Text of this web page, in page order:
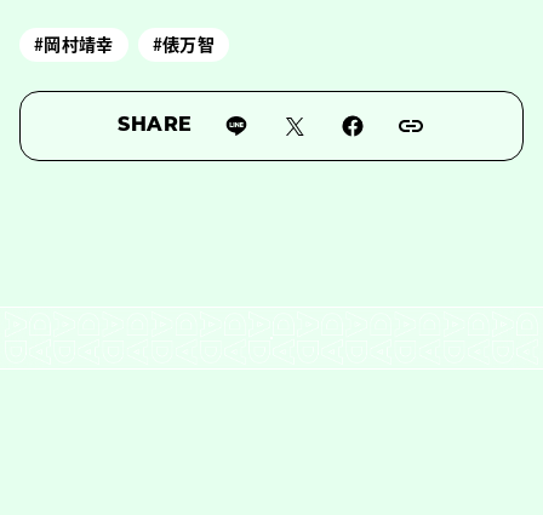
#岡村靖幸 #俵万智
SHARE